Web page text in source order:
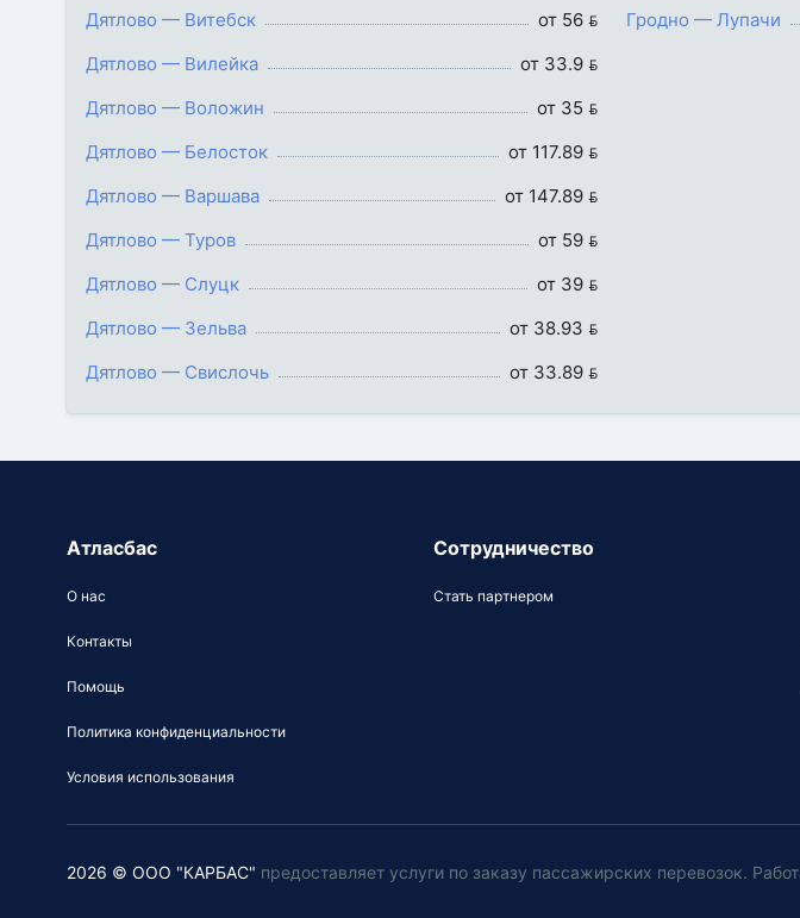
Дятлово — Витебск
от 56 
Дятлово — Вилейка
от 33.9 
Дятлово — Воложин
от 35 
Дятлово — Белосток
от 117.89 
Дятлово — Варшава
от 147.89 
Дятлово — Туров
от 59 
Дятлово — Слуцк
от 39 
Дятлово — Зельва
от 38.93 
Дятлово — Свислочь
от 33.89 
Гродно — Лупачи
Атласбас
О нас
Контакты
Помощь
Политика конфиденциальности
Условия использования
Сотрудничество
Стать партнером
2026 © ООО "КАРБАС" предоставляет услуги по заказу пассажирских перевозок.